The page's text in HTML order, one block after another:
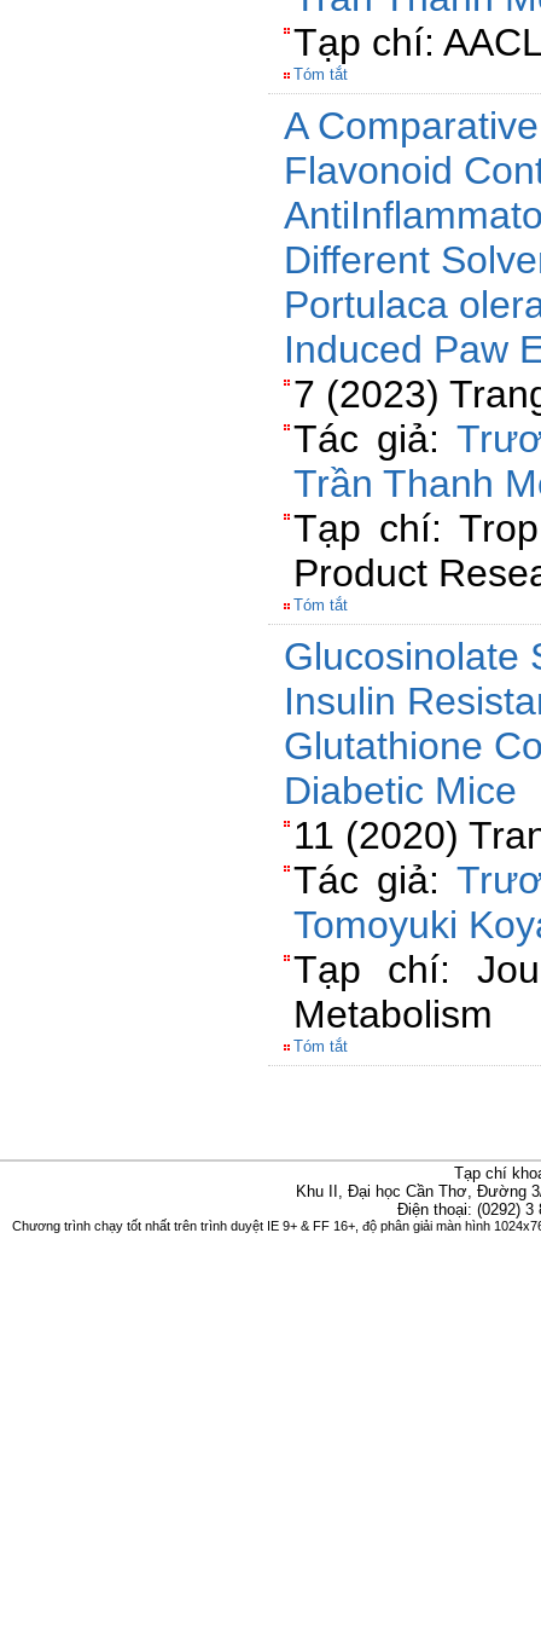
Tạp chí:
Tóm tắt
A
Flavonoid
Different
Portulaca
Induced Paw
7 (2023)
Tác giả:
Trần Thanh
Tạp chí:
Product
Tóm tắt
Glucosinolate
Insulin
Glutathione
Diabetic Mice
11 (2020)
Tác giả:
Tomoyuki
Tạp chí:
Metabolism
Tóm tắt
Tạp chí
Khu II, Đại học Cần Thơ, Đường
Điện thoại: (0292)
Chương trình chạy tốt nhất trên trình duyệt IE 9+ & FF 16+, độ phân giải màn hình